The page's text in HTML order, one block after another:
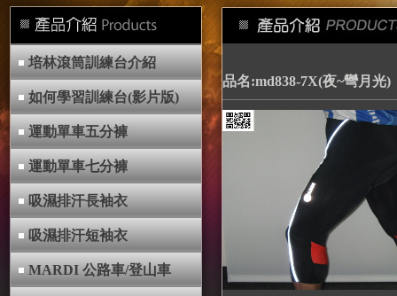
培林滾筒訓練台介紹
如何學習訓練台(影片版)
運動單車五分褲
運動單車七分褲
吸濕排汗長袖衣
吸濕排汗短袖衣
MARDI 公路車/登山車
品名:md838-7X(夜~彎月光)